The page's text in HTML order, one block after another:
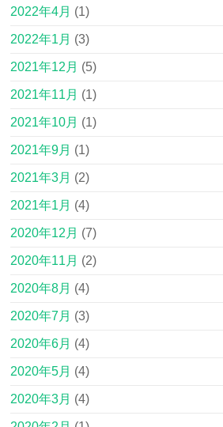
2022年4月 (1)
2022年1月 (3)
2021年12月 (5)
2021年11月 (1)
2021年10月 (1)
2021年9月 (1)
2021年3月 (2)
2021年1月 (4)
2020年12月 (7)
2020年11月 (2)
2020年8月 (4)
2020年7月 (3)
2020年6月 (4)
2020年5月 (4)
2020年3月 (4)